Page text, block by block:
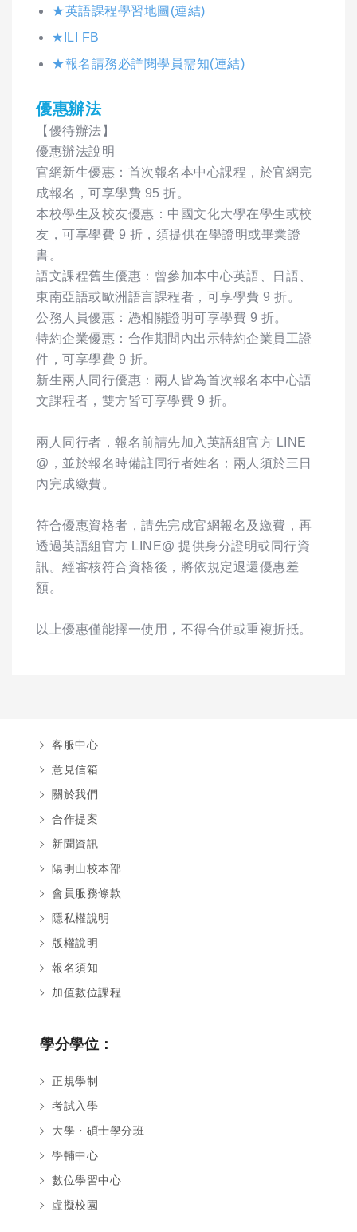
★英語課程學習地圖(連結)
★ILI FB
★報名請務必詳閱學員需知(連結)
優惠辦法
【優待辦法】
優惠辦法說明
官網新生優惠：首次報名本中心課程，於官網完
成報名，可享學費 95 折。
本校學生及校友優惠：中國文化大學在學生或校
友，可享學費 9 折，須提供在學證明或畢業證
書。
語文課程舊生優惠：曾參加本中心英語、日語、
東南亞語或歐洲語言課程者，可享學費 9 折。
公務人員優惠：憑相關證明可享學費 9 折。
特約企業優惠：合作期間內出示特約企業員工證
件，可享學費 9 折。
新生兩人同行優惠：兩人皆為首次報名本中心語
文課程者，雙方皆可享學費 9 折。
兩人同行者，報名前請先加入英語組官方 LINE
@，並於報名時備註同行者姓名；兩人須於三日
內完成繳費。
符合優惠資格者，請先完成官網報名及繳費，再
透過英語組官方 LINE@ 提供身分證明或同行資
訊。經審核符合資格後，將依規定退還優惠差
額。
以上優惠僅能擇一使用，不得合併或重複折抵。
客服中心
意見信箱
關於我們
合作提案
新聞資訊
陽明山校本部
會員服務條款
隱私權說明
版權說明
報名須知
加值數位課程
學分學位：
正規學制
考試入學
大學・碩士學分班
學輔中心
數位學習中心
虛擬校園